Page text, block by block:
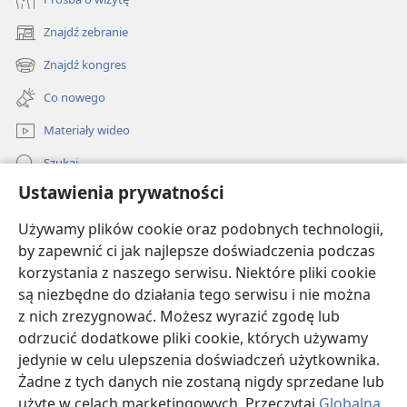
Ustawienia prywatności
Używamy plików cookie oraz podobnych technologii,
by zapewnić ci jak najlepsze doświadczenia podczas
korzystania z naszego serwisu. Niektóre pliki cookie
są niezbędne do działania tego serwisu i nie można
z nich zrezygnować. Możesz wyrazić zgodę lub
odrzucić dodatkowe pliki cookie, których używamy
jedynie w celu ulepszenia doświadczeń użytkownika.
Żadne z tych danych nie zostaną nigdy sprzedane lub
Kiedy esemesować
Warto wypracować sobie rozsądne zasady
esemesowania — SMS-owy savoir-vivre.
Co trzeba wiedzieć:
zasad, możesz wyjść na kogoś bez kultury i zamiast
podtrzymywać relacje, będziesz innych do siebie
się na tym, że wysyłam SMS-y w trakcie jakiejś rozmowy
albo obiadu” (Allison).
„Prowadzenie samochodu i esemesowanie to spore
ryzyko. Oderwanie wzroku od drogi grozi przecież
wypadkiem” (Anne).
Biblia mówi: „Na wszystko jest wyznaczony czas —
czas (...) milczenia i czas mówienia” (Kaznodziei 3:1,7).
Znajdź zebranie
(opens
new
window)
Znajdź kongres
(opens
new
window)
Co nowego
Materiały wideo
Szukaj
Pomoc
Darowizny
(opens
new
window)BIBLIOTEKA INTERNETOWA Strażnicy
(opens
new
window)JW Hub®
(opens
new
window)JW Library ®